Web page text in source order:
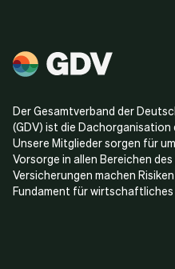
Der Gesamtverband der
(GDV) ist die
Unsere Mitglieder sorgen für
Vorsorge in allen Bereichen
Versicherungen machen
Fundament für wirtschaftliches